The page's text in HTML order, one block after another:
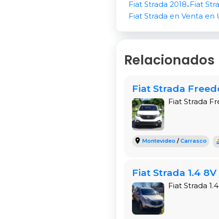
Capacidad del
Diseño
La Fiat Strada 1.4
elegante colormarrón
espaciosa, perfecta
añaden un toque de
Carrocería
Color: Marrón.
Puertas
Distancia entre ejes
Confort y
Este modelo está
Fiat Strada 2018-Fiat
Fiat Strada en Venta en
Relacionados
Fiat Strada
Fiat Strada
Montevideo /Carrasco
Fiat Strada 1.4
Fiat Strada